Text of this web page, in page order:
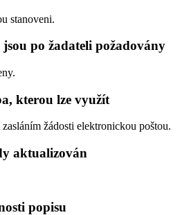
stanoveni.
po žadateli požadovány
kterou lze využít
žádosti elektronickou poštou.
aktualizován
popisu